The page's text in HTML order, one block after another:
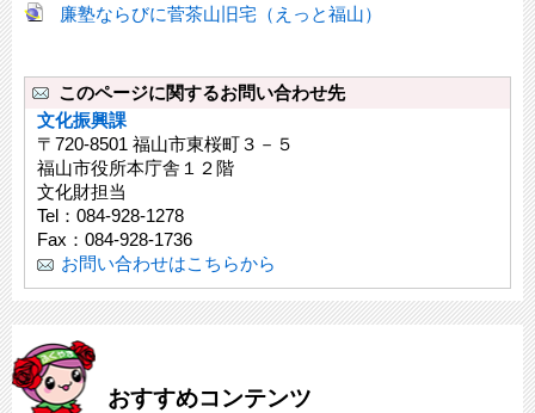
廉塾ならびに菅茶山旧宅（えっと福山）
このページに関するお問い合わせ先
文化振興課
〒720-8501 福山市東桜町３－５
福山市役所本庁舎１２階
文化財担当
Tel：084-928-1278
Fax：084-928-1736
お問い合わせはこちらから
おすすめコンテンツ